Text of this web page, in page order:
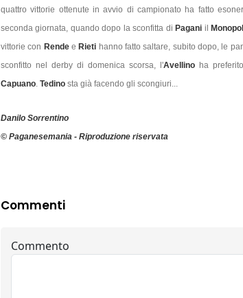
quattro vittorie ottenute in avvio di campionato ha fatto
seconda giornata, quando dopo la sconfitta diPagani il
vittorie con RendeeRieti hanno fatto saltare, subito dopo, le
sconfitto nel derby di domenica scorsa, l'Avellino ha
Capuano. Tedino sta già facendo gli scongiuri...
Danilo Sorrentino
© Paganesemania - Riproduzione riservata
Commenti